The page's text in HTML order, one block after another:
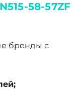
58-57ZF
бренды с